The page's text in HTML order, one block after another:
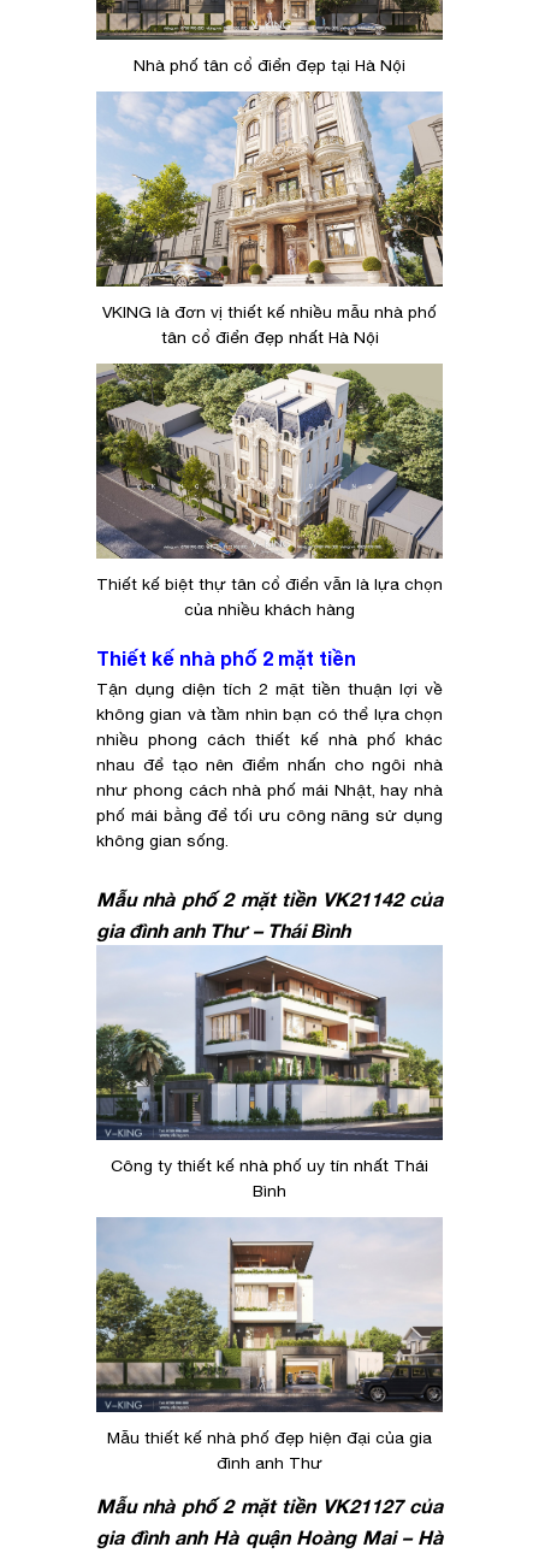
Nhà phố tân cổ điển đẹp tại Hà Nội
VKING là đơn vị thiết kế nhiều mẫu nhà phố
tân cổ điển đẹp nhất Hà Nội
Thiết kế biệt thự tân cổ điển vẫn là lựa chọn
của nhiều khách hàng
Thiết kế nhà phố 2 mặt tiền
Tận dụng diện tích 2 mặt tiền thuận lợi về
không gian và tầm nhìn bạn có thể lựa chọn
nhiều phong cách thiết kế nhà phố khác
nhau để tạo nên điểm nhấn cho ngôi nhà
như phong cách nhà phố mái Nhật, hay nhà
phố mái bằng để tối ưu công năng sử dụng
không gian sống.
Mẫu nhà phố 2 mặt tiền VK21142 của
gia đình anh Thư – Thái Bình
Công ty thiết kế nhà phố uy tín nhất Thái
Bình
Mẫu thiết kế nhà phố đẹp hiện đại của gia
đình anh Thư
Mẫu nhà phố 2 mặt tiền VK21127 của
gia đình anh Hà quận Hoàng Mai – Hà